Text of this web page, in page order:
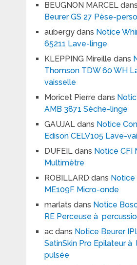
BEUGNON MARCELdans
Beurer GS 27 Pèse-
aubergydans Notice
65211 Lave-linge
KLEPPING Mireille dans
Thomson TDW 60 WH
vaisselle
Moricet Pierre dans
AMB 3871 Sèche-linge
GAUJALdans Notice
Edison CELV105 Lave-
DUFEILdans Notice CFI
Multimètre
ROBILLARD dans Notice
ME109F Micro-onde
marlats dans Notice
RE Perceuse à
acdans Notice Beurer
SatinSkin Pro Epilateur à
pulsée